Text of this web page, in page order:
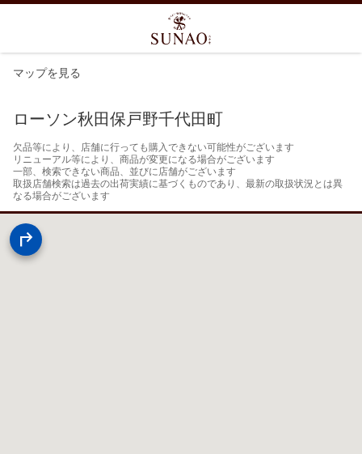
マップを見る
ローソン秋田保戸野千代田町
欠品等により、店舗に行っても購入できない可能性がございます
リニューアル等により、商品が変更になる場合がございます
一部、検索できない商品、並びに店舗がございます
取扱店舗検索は過去の出荷実績に基づくものであり、最新の取扱状況とは異
なる場合がございます